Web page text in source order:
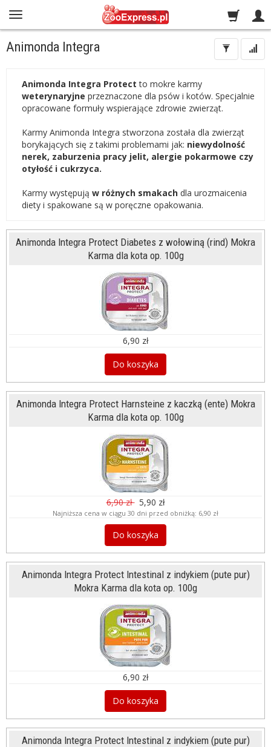
Animonda Integra
Animonda Integra Protect to mokre karmy
weterynaryjne przeznaczone dla psów i kotów. Specjalnie
opracowane formuły wspierające zdrowie zwierząt.
Karmy Animonda Integra stworzona została dla zwierząt
borykających się z takimi problemami jak: niewydolność
nerek, zaburzenia pracy jelit, alergie pokarmowe czy
otyłość i cukrzyca.
Karmy występują w różnych smakach dla urozmaicenia
diety i spakowane są w poręczne opakowania.
Animonda Integra Protect Diabetes z wołowiną (rind) Mokra
Karma dla kota op. 100g
6,90 zł
Do koszyka
Animonda Integra Protect Harnsteine z kaczką (ente) Mokra
Karma dla kota op. 100g
6,90 zł 5,90 zł
Najniższa cena w ciągu 30 dni przed obniżką: 6,90 zł
Do koszyka
Animonda Integra Protect Intestinal z indykiem (pute pur)
Mokra Karma dla kota op. 100g
6,90 zł
Do koszyka
Animonda Integra Protect Intestinal z indykiem (pute pur)